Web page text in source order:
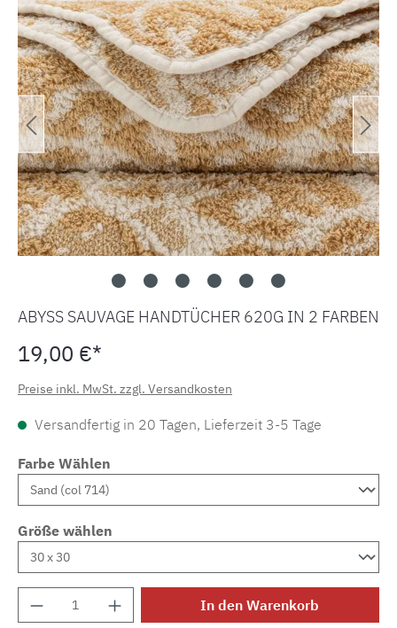
ABYSS SAUVAGE HANDTÜCHER 620G IN 2 FARBEN
19,00 €*
Preise inkl. MwSt. zzgl. Versandkosten
Versandfertig in 20 Tagen, Lieferzeit 3-5 Tage
Farbe Wählen
Größe wählen
Produkt Anzahl: Gib den gewünschten
In den Warenkorb